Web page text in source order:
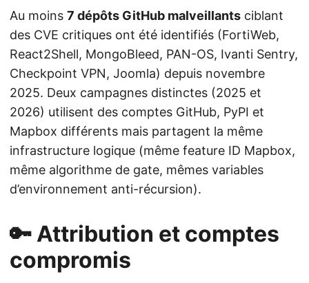
Au moins 7 dépôts GitHub malveillants ciblant
des CVE critiques ont été identifiés (FortiWeb,
React2Shell, MongoBleed, PAN-OS, Ivanti Sentry,
Checkpoint VPN, Joomla) depuis novembre
2025. Deux campagnes distinctes (2025 et
2026) utilisent des comptes GitHub, PyPI et
Mapbox différents mais partagent la même
infrastructure logique (même feature ID Mapbox,
même algorithme de gate, mêmes variables
d’environnement anti-récursion).
🔑 Attribution et comptes
compromis